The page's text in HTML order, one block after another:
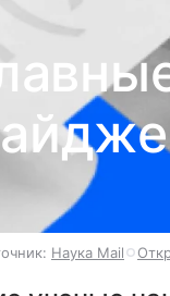
Наука Mail